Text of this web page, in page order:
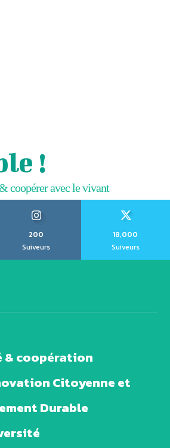
!
coopérer avec le vivant
200
Suiveurs
18,000
Suiveurs
coopération
Citoyenne et
Durable